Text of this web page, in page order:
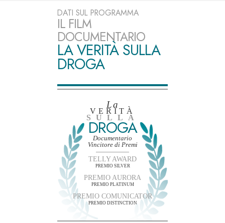
DATI SUL PROGRAMMA
IL FILM
DOCUMENTARIO
LA VERITÀ SULLA
DROGA
La
VERITÀ
SULLA
DROGA
Documentario
Vincitore di Premi
TELLY AWARD
PREMIO SILVER
PREMIO AURORA
PREMIO PLATINUM
PREMIO COMUNICATOR
PREMIO DISTINCTION